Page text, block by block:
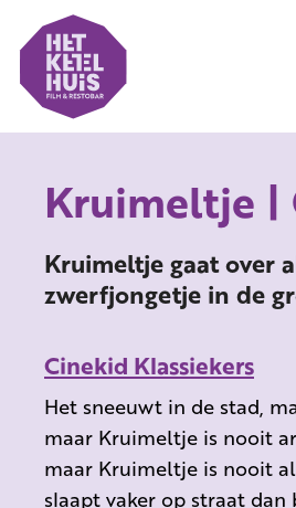
Kruimeltje |
Kruimeltje gaat over
zwerfjongetje in de
Cinekid Klassiekers
Het sneeuwt in de stad,
maar Kruimeltje is nooit
maar Kruimeltje is nooit
slaapt vaker op straat